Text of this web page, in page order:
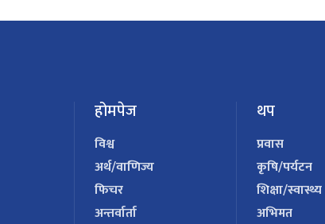
होमपेज
विश्व
अर्थ/वाणिज्य
फिचर
अन्तर्वार्ता
थप
प्रवास
कृषि/पर्यटन
शिक्षा/स्वास्थ्य
अभिमत